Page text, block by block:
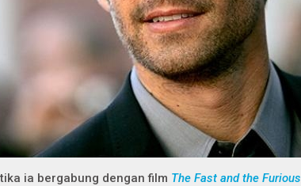
ia bergabung dengan film The Fast and the Furious